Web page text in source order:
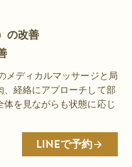
の改善
メディカルマッサージと局
、経絡にアプローチして部
を見ながらも状態に応じ
LINEで予約